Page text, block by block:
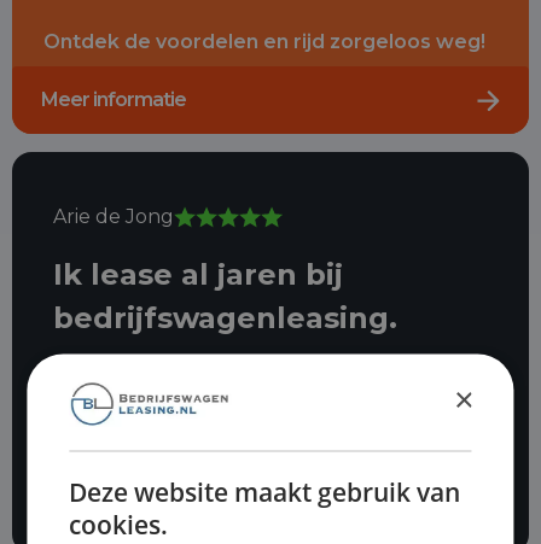
Ontdek de voordelen en rijd zorgeloos weg!
Meer informatie
Arie de Jong
Ik lease al jaren bij
bedrijfswagenleasing.
november vorig jaar werd er
ingebroken in mijn auto. Dave heeft
alles voor mij in orde te maken.
×
Deze website maakt gebruik van
cookies.